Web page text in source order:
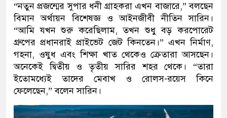
“নতুন প্রজন্মের সুপার ধনী গ্রাহকরা এখন বাজারে,” বলছেন
বিমান অর্থায়ন বিশেষজ্ঞ ও আইনজীবী নীতিন সারিন।
“আমি যখন শুরু করেছিলাম, তখন শুধু বড় করপোরেট
গ্রুপের প্রধানরাই প্রাইভেট জেট কিনতেন।” এখন নির্মাণ,
গহনা, ওষুধ এবং শিক্ষা খাত থেকেও ক্রেতারা আসছেন।
অনেকেই দ্বিতীয় ও তৃতীয় সারির শহর থেকে। “তারা
ইতোমধ্যেই তাদের মেবাখ ও রোলস-রয়েস কিনে
ফেলেছেন,” বলেন সারিন।